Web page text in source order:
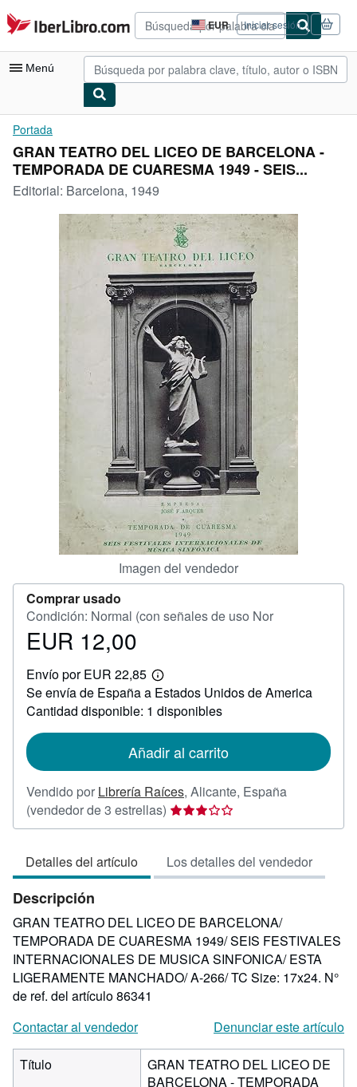
Pasar al contenido principal
IberLibro.com EUR
Preferencias
de
compra
del
Iniciar sesión
Menú
Mi cuenta
Consultar mis pedidos
Búsqueda avanzada
Colecciones
Arte y coleccionismo
Comenzar a vender
CERRAR
Portada
GRAN TEATRO DEL LICEO DE BARCELONA -
TEMPORADA DE CUARESMA 1949 - SEIS...
Editorial: Barcelona, 1949
Imagen del vendedor
Comprar usado
Condición: Normal (con señales de uso Nor
Precio
12,00
EUR 12,00
Envío por EUR 22,85
Más
información
sobre
las
envío
Se envía de España a Estados Unidos de America
Cantidad disponible: 1 disponibles
Añadir al carrito
Vendido por Librería Raíces, Alicante, España
(vendedor de 3 estrellas) Calificación
del
3
de
estrellas
Detalles del artículo Los detalles del vendedor
Descripción
GRAN TEATRO DEL LICEO DE BARCELONA/
TEMPORADA DE CUARESMA 1949/ SEIS FESTIVALES
INTERNACIONALES DE MUSICA SINFONICA/ ESTA
LIGERAMENTE MANCHADO/ A-266/ TC Size: 17x24. N°
de ref. del artículo 86341
Contactar al vendedor
Denunciar este artículo
Título
GRAN TEATRO DEL LICEO DE
BARCELONA - TEMPORADA